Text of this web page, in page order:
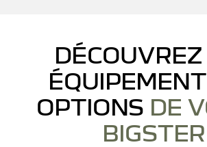
OPTIONS DE
BIGSTER